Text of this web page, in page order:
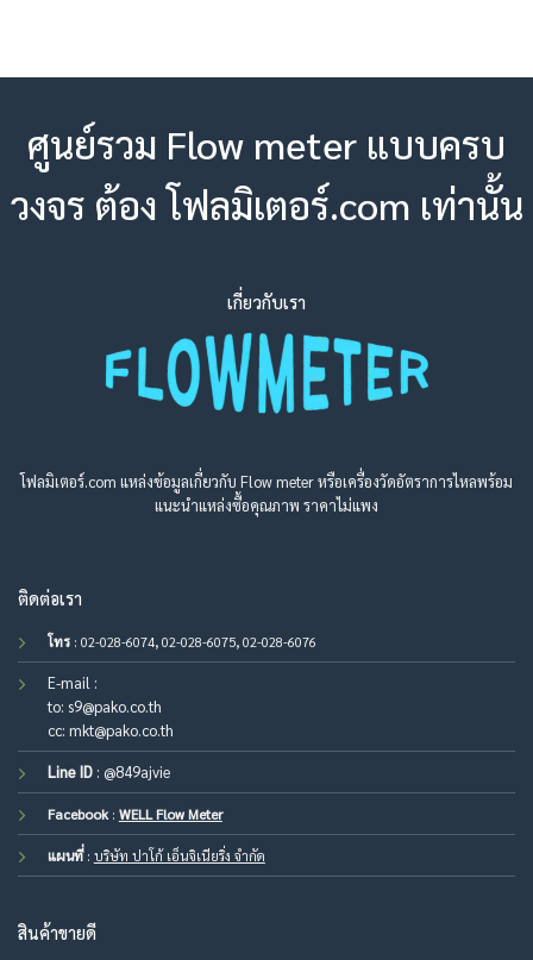
ศูนย์รวม Flow meter แบบครบ
วงจร ต้อง โฟลมิเตอร์.com เท่านั้น
เกี่ยวกับเรา
โฟลมิเตอร์.com แหล่งข้อมูลเกี่ยวกับ Flow meter หรือเครื่องวัดอัตราการไหลพร้อม
แนะนำแหล่งซื้อคุณภาพ ราคาไม่แพง
ติดต่อเรา
โทร: 02-028-6074, 02-028-6075, 02-028-6076
E-mail :
to: s9@pako.co.th
cc: mkt@pako.co.th
Line ID: @849ajvie
Facebook: WELL Flow Meter
แผนที่: บริษัท ปาโก้ เอ็นจิเนียริ่ง จำกัด
สินค้าขายดี